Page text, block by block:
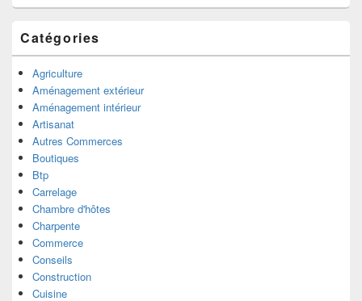
Catégories
Agriculture
Aménagement extérieur
Aménagement intérieur
Artisanat
Autres Commerces
Boutiques
Btp
Carrelage
Chambre d'hôtes
Charpente
Commerce
Conseils
Construction
Cuisine